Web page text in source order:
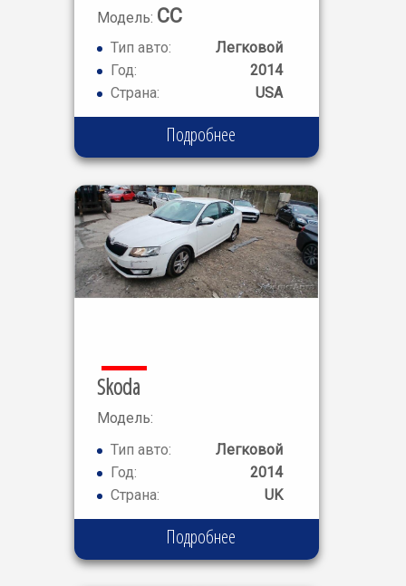
Модель: CC
SPORT
Тип авто:
Легковой
Год:
2014
Страна:
USA
Подробнее
Skoda
Модель:
OCTAVIA SE
Тип авто:
Легковой
Год:
2014
Страна:
UK
Подробнее